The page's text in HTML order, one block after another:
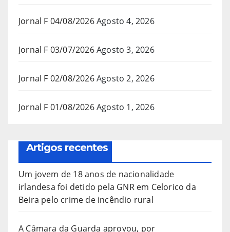
Jornal F 04/08/2026Agosto 4, 2026
Jornal F 03/07/2026Agosto 3, 2026
Jornal F 02/08/2026Agosto 2, 2026
Jornal F 01/08/2026Agosto 1, 2026
Artigos recentes
Um jovem de 18 anos de nacionalidade
irlandesa foi detido pela GNR em Celorico da
Beira pelo crime de incêndio rural
A Câmara da Guarda aprovou, por